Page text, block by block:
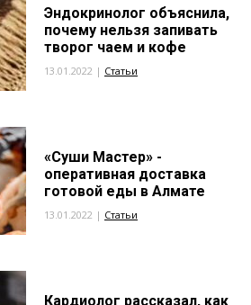
Эндокринолог объяснила,
почему нельзя запивать
творог чаем и кофе
13.01.2022 | Статьи
«Суши Мастер» -
оперативная доставка
готовой еды в Алмате
13.01.2022 | Статьи
Кардиолог рассказал, как